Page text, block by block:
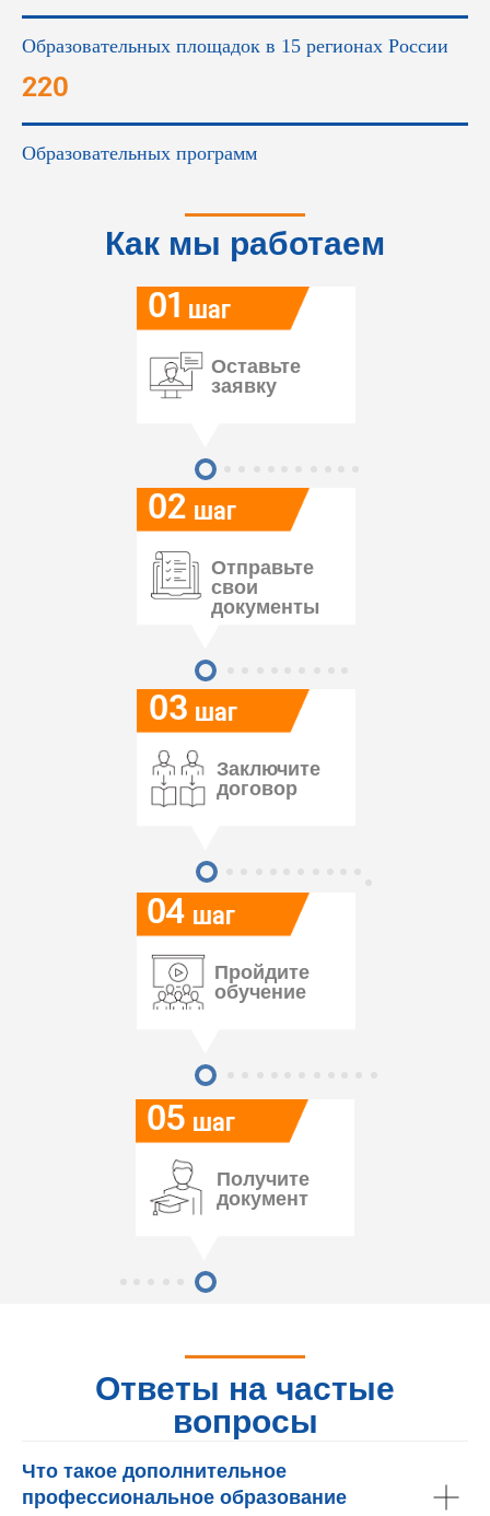
Образовательных площадок в 15 регионах России
220
Образовательных программ
Как мы работаем
05
04
03
02
01
Оставьте
заявку
шаг
шаг
шаг
шаг
шаг
Отправьте
свои
документы
Заключите
договор
Пройдите
обучение
Получите
документ
Ответы на частые
вопросы
Что такое дополнительное
профессиональное образование